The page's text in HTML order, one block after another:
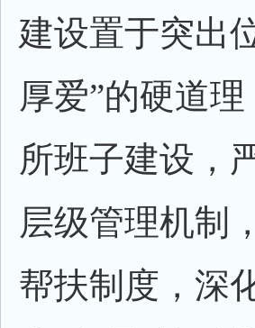
建设置于突出
厚爱”的硬道
所班子建设，
层级管理机制
帮扶制度，深